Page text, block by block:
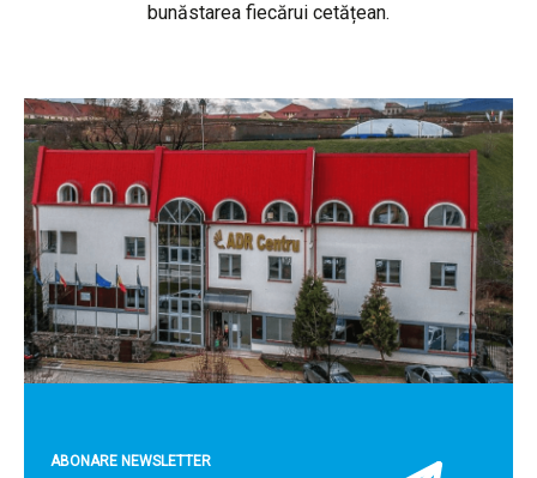
bunăstarea fiecărui cetățean.
ABONARE NEWSLETTER